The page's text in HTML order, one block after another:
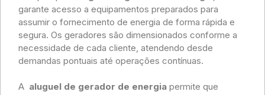
garante acesso a equipamentos preparados para
assumir o fornecimento de energia de forma rápida e
segura. Os geradores são dimensionados conforme a
necessidade de cada cliente, atendendo desde
demandas pontuais até operações contínuas.
A aluguel de gerador de energia permite que